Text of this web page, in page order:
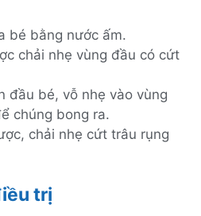
bé bằng nước ấm.
chải nhẹ vùng đầu có cứt
đầu bé, vỗ nhẹ vào vùng
chúng bong ra.
chải nhẹ cứt trâu rụng
trị